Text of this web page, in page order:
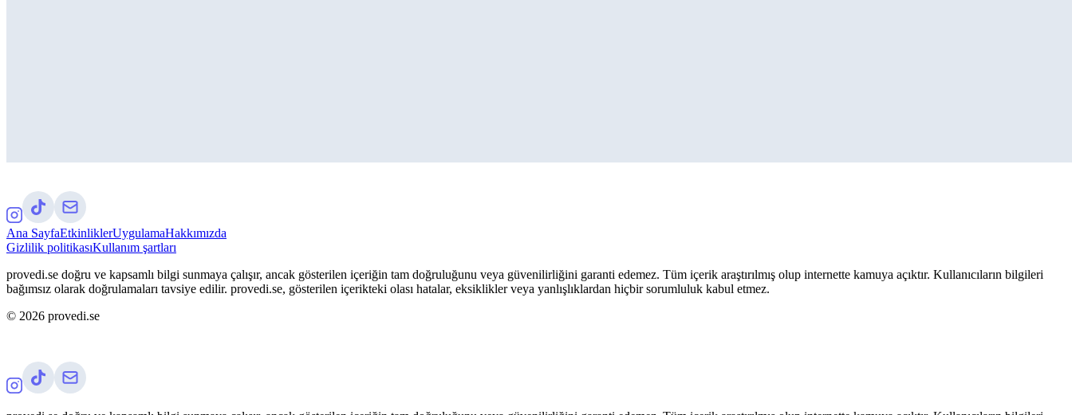
Ana SayfaEtkinliklerUygulamaHakkımızda
Gizlilik politikasıKullanım şartları
provedi.se doğru ve kapsamlı bilgi sunmaya çalışır, ancak gösterilen içeriğin tam doğruluğunu veya güvenilirliğini garanti edemez. Tüm içerik araştırılmış olup internette kamuya açıktır. Kullanıcıların bilgileri
bağımsız olarak doğrulamaları tavsiye edilir. provedi.se, gösterilen içerikteki olası hatalar, eksiklikler veya yanlışlıklardan hiçbir sorumluluk kabul etmez.
© 2026 provedi.se